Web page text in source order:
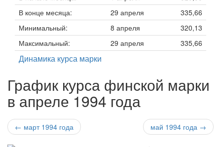
В конце месяца:
29 апреля
335,66
Минимальный:
8 апреля
320,13
Максимальный:
29 апреля 335,66
Динамика курса марки
График курса финской марки
в апреле 1994 года
← март 1994 года май 1994 года →